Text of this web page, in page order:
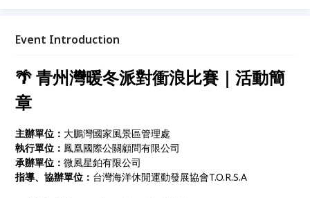
人的天堂，更是一場屬於大家的節慶。 📅 活動日期｜
Event Introduction
🌴 青州灣暖冬派對衝浪比賽｜活動簡
章
主辦單位： 大鵬灣國家風景區管理處
執行單位： 鳳凰國際公關顧問有限公司
承辦單位：微風星鉑有限公司
指導、協辦單位： 台灣海洋休閒運動發展協會T.O.R.S.A